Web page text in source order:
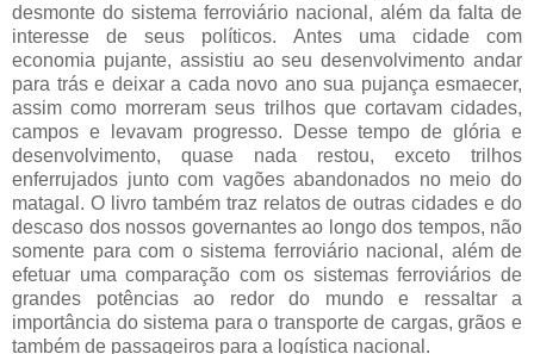
desmonte do sistema ferroviário nacional, além da falta de
interesse de seus políticos. Antes uma cidade com
economia pujante, assistiu ao seu desenvolvimento andar
para trás e deixar a cada novo ano sua pujança esmaecer,
assim como morreram seus trilhos que cortavam cidades,
campos e levavam progresso. Desse tempo de glória e
desenvolvimento, quase nada restou, exceto trilhos
enferrujados junto com vagões abandonados no meio do
matagal. O livro também traz relatos de outras cidades e do
descaso dos nossos governantes ao longo dos tempos, não
somente para com o sistema ferroviário nacional, além de
efetuar uma comparação com os sistemas ferroviários de
grandes potências ao redor do mundo e ressaltar a
importância do sistema para o transporte de cargas, grãos e
também de passageiros para a logística nacional.